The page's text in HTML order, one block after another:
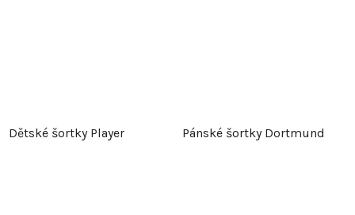
Dětské šortky Player Pánské šortky Dortmund